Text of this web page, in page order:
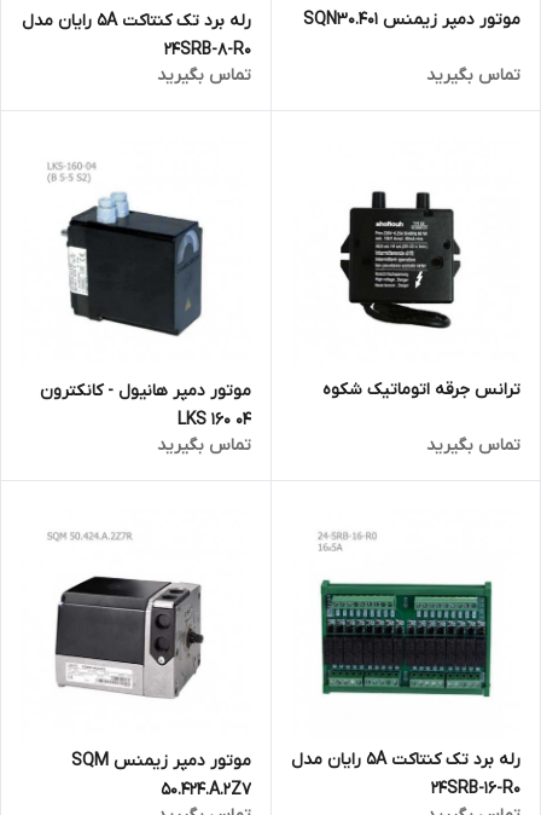
موتور دمپر زیمنس SQN30.401
تماس بگیرید
رله برد تک کنتاکت 5A رایان مدل
24SRB-8-R0
تماس بگیرید
ترانس جرقه اتوماتیک شکوه
تماس بگیرید
موتور دمپر هانیول - کانکترون
LKS 160 04
تماس بگیرید
رله برد تک کنتاکت 5A رایان مدل
24SRB-16-R0
موتور دمپر زیمنس SQM
50.424.A.2Z7